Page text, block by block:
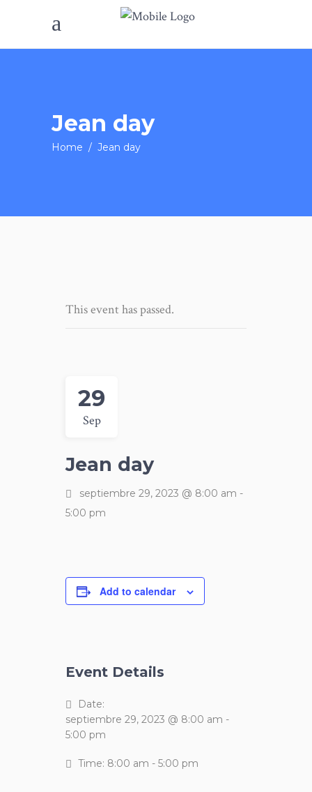
Jean day
Home / Jean day
This event has passed.
29
Sep
Jean day
septiembre 29, 2023 @ 8:00 am -
5:00 pm
Add to calendar
Event Details
Date:
septiembre 29, 2023 @ 8:00 am -
5:00 pm
Time: 8:00 am - 5:00 pm